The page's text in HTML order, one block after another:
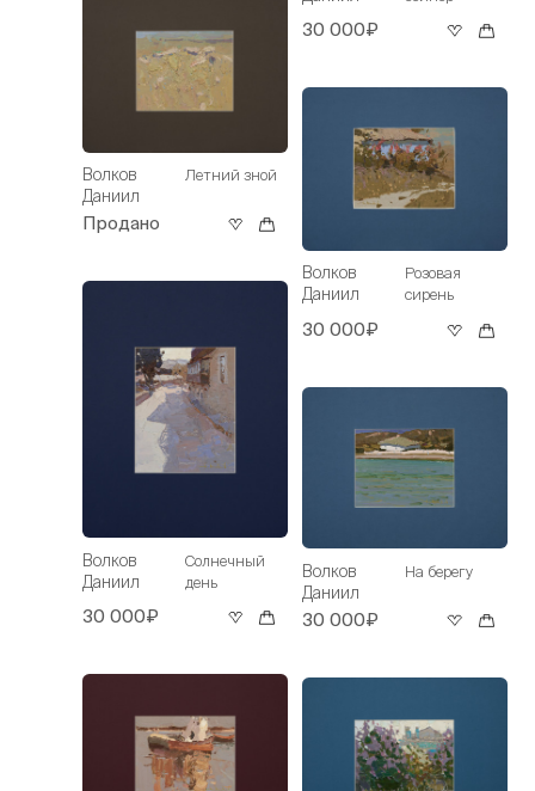
Волков
Даниил
Летний зной
Продано
Волков
Даниил
Солнечный
день
30 000₽
30 000₽
Волков
Даниил
Розовая
сирень
30 000₽
Волков
Даниил
На берегу
30 000₽